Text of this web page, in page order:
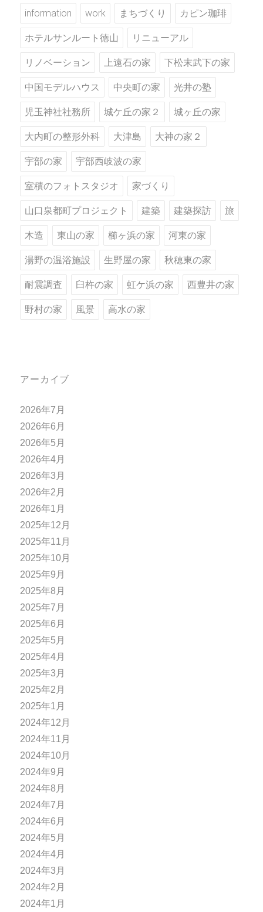
information work まちづくり カピン珈琲
ホテルサンルート徳山 リニューアル
リノベーション 上遠石の家 下松末武下の家
中国モデルハウス 中央町の家 光井の塾
児玉神社社務所 城ケ丘の家２ 城ヶ丘の家
大内町の整形外科 大津島 大神の家２
宇部の家 宇部西岐波の家
室積のフォトスタジオ 家づくり
山口泉都町プロジェクト 建築 建築探訪 旅
木造 東山の家 櫛ヶ浜の家 河東の家
湯野の温浴施設 生野屋の家 秋穂東の家
耐震調査 臼杵の家 虹ケ浜の家 西豊井の家
野村の家 風景 高水の家
アーカイブ
2026年7月
2026年6月
2026年5月
2026年4月
2026年3月
2026年2月
2026年1月
2025年12月
2025年11月
2025年10月
2025年9月
2025年8月
2025年7月
2025年6月
2025年5月
2025年4月
2025年3月
2025年2月
2025年1月
2024年12月
2024年11月
2024年10月
2024年9月
2024年8月
2024年7月
2024年6月
2024年5月
2024年4月
2024年3月
2024年2月
2024年1月